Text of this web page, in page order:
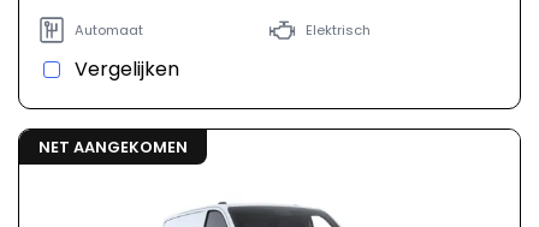
Automaat Elektrisch
Vergelijken
NET AANGEKOMEN